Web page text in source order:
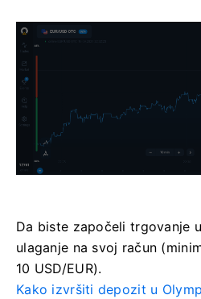
Da biste započeli trgovanje
ulaganje na svoj račun
10 USD/EUR).
Kako izvršiti depozit u